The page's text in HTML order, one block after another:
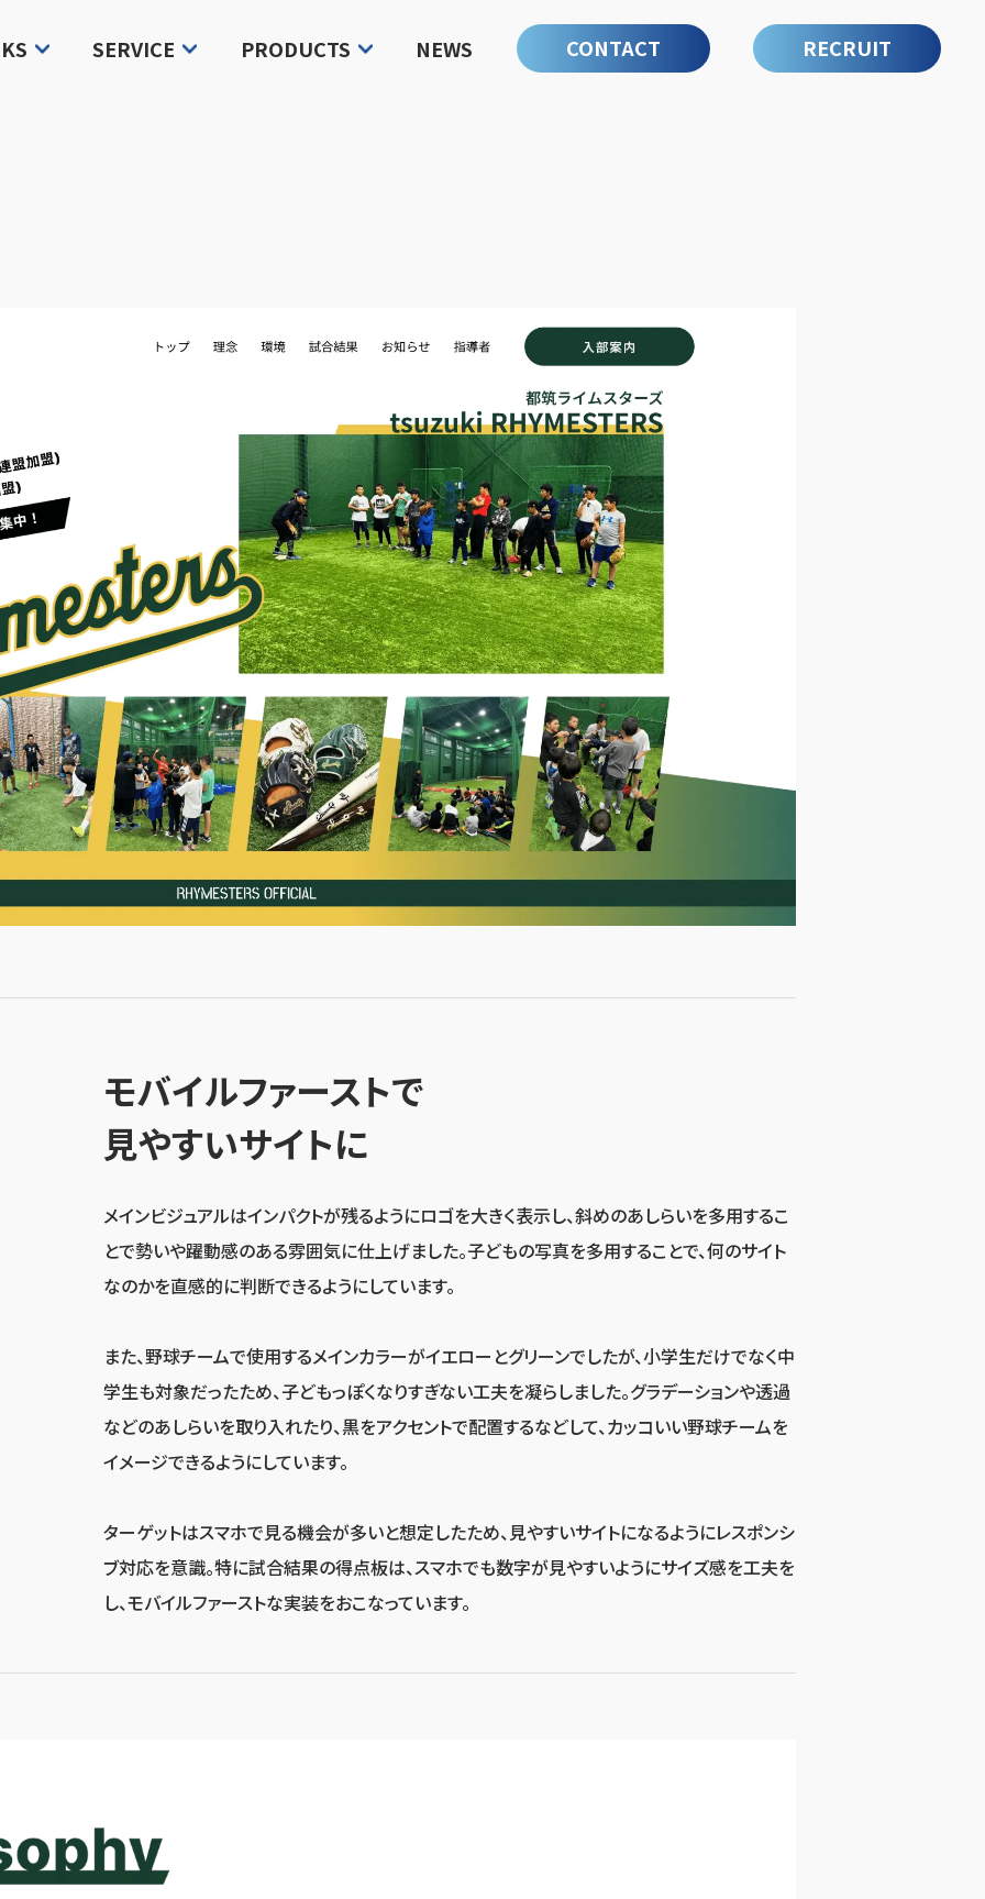
SERVICE PRODUCTS NEWS CONTACT RECRUIT
モバイルファーストで
見やすいサイトに
メインビジュアルはインパクトが残るようにロゴを大きく表示し、斜めのあしらいを多用するこ
とで勢いや躍動感のある雰囲気に仕上げました。子どもの写真を多用することで、何のサイト
なのかを直感的に判断できるようにしています。
また、野球チームで使用するメインカラーがイエローとグリーンでしたが、小学生だけでなく中
学生も対象だったため、子どもっぽくなりすぎない工夫を凝らしました。グラデーションや透過
などのあしらいを取り入れたり、黒をアクセントで配置するなどして、カッコいい野球チームを
イメージできるようにしています。
ターゲットはスマホで見る機会が多いと想定したため、見やすいサイトになるようにレスポンシ
ブ対応を意識。特に試合結果の得点板は、スマホでも数字が見やすいようにサイズ感を工夫を
し、モバイルファーストな実装をおこなっています。